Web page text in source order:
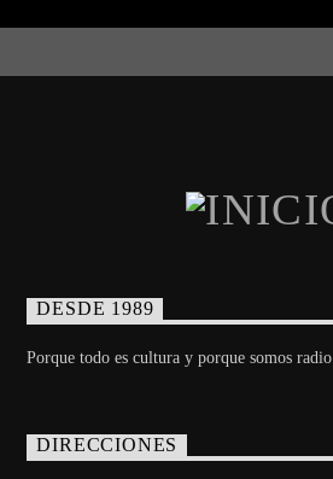
DESDE 1989
Porque todo es cultura y porque somos radio.
DIRECCIONES